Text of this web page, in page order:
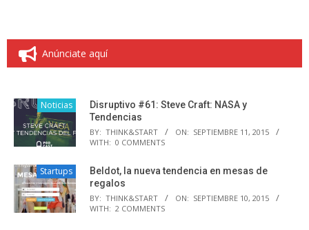
Anúnciate aquí
Noticias
Disruptivo #61: Steve Craft: NASA y
Tendencias
BY: THINK&START ON: SEPTIEMBRE 11, 2015
WITH: 0 COMMENTS
Startups
Beldot, la nueva tendencia en mesas de
regalos
BY: THINK&START ON: SEPTIEMBRE 10, 2015
WITH: 2 COMMENTS